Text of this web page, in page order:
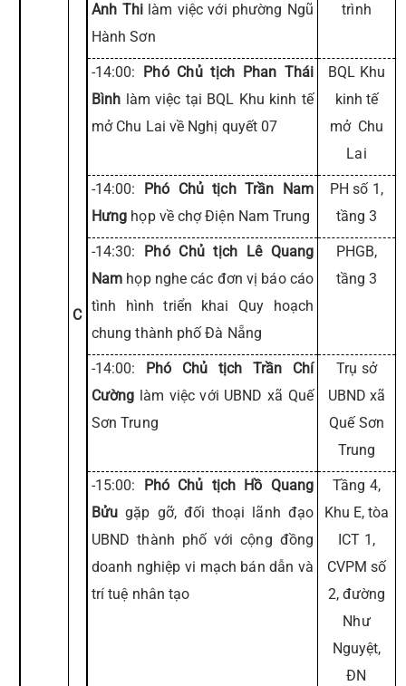
C
Anh Thilàm việc với phường Ngũ
Hành Sơn
trình
-14:00: Phó Chủ tịch Phan Thái
Bình làm việc tại BQL Khu kinh tế
mở Chu Lai về Nghị quyết 07
BQL Khu
kinh tế
mở Chu
Lai
-14:00: Phó Chủ tịch Trần Nam
Hưng họp về chợ Điện Nam Trung
PH số 1,
tầng 3
-14:30: Phó Chủ tịch Lê Quang
Nam họp nghe các đơn vị báo cáo
tình hình triển khai Quy hoạch
chung thành phố Đà Nẵng
PHGB,
tầng 3
-14:00: Phó Chủ tịch Trần Chí
Cường làm việc với UBND xã Quế
Sơn Trung
Trụ sở
UBND xã
Quế Sơn
Trung
-15:00: Phó Chủ tịch Hồ Quang
Bửu gặp gỡ, đối thoại lãnh đạo
UBND thành phố với cộng đồng
doanh nghiệp vi mạch bán dẫn và
trí tuệ nhân tạo
Tầng 4,
Khu E, tòa
ICT 1,
CVPM số
2, đường
Như
Nguyệt,
ĐN